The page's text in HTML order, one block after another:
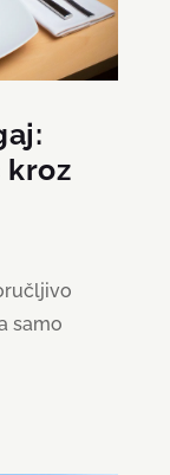
kroz
samo